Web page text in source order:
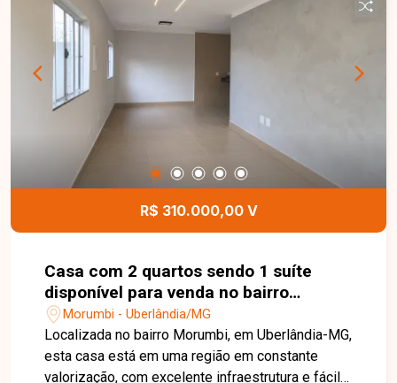
com sacada, lavabo, cozinha integrada, varanda
gourmet com churrasqueira, área de serviço
independente e 02 vagas de garagem. O
excelente padrão de acabamento valoriza cada
ambiente, garantindo elegância e durabilidade.
Esta é uma excelente oportunidade para quem
busca um sobrado moderno, espaçoso e com
acabamento de alto padrão em uma das regiões
mais valorizadas do bairro Alto Umuarama.
Agende uma visita e venha conhecer todos os
detalhes deste imóvel.
R$ 310.000,00 V
Casa com 2 quartos sendo 1 suíte
disponível para venda no bairro
Morumbi em Uberlândia-MG
Morumbi - Uberlândia/MG
Localizada no bairro Morumbi, em Uberlândia-MG,
esta casa está em uma região em constante
valorização, com excelente infraestrutura e fácil